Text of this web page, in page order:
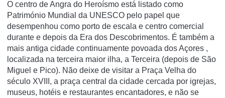
O centro de Angra do Heroísmo está listado como
Património Mundial da UNESCO pelo papel que
desempenhou como porto de escala e centro comercial
durante e depois da Era dos Descobrimentos. É também a
mais antiga cidade continuamente povoada dos Açores ,
localizada na terceira maior ilha, a Terceira (depois de São
Miguel e Pico). Não deixe de visitar a Praça Velha do
século XVIII, a praça central da cidade cercada por igrejas,
museus, hotéis e restaurantes encantadores, e não se